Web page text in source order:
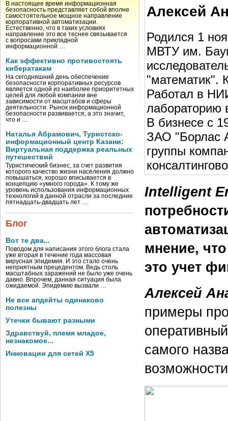
В настоящее время информационная
безопасность представляет собой вполне
самостоятельное мощное направление
корпоративной автоматизации.
Естественно, что в таких условиях
направление это все теснее связывается
с вопросами прикладной
информационной …
Как эффективно противостоять
кибератакам
На сегодняшний день обеспечение
безопасности корпоративных ресурсов
является одной из наиболее приоритетных
целей для любой компании вне
зависимости от масштабов и сферы
деятельности. Рынок информационной
безопасности развивается, а это значит,
что и …
Наталья Абрамович, Туристско-
информационный центр Казани:
Виртуальная поддержка реальных
путешествий
Туристический бизнес, за счет развития
которого качество жизни населения должно
повышаться, хорошо вписывается в
концепцию «умного города». К тому же
уровень использования информационных
технологий в данной отрасли за последние
пятнадцать-двадцать лет …
Блог
Вот те два...
Поводом для написания этого блога стала
уже вторая в течение года массовая
вирусная эпидемия. И это стало очень
неприятным прецедентом. Ведь столь
масштабных заражений не было уже очень
давно. Впрочем, данная ситуация была
ожидаемой. Эпидемию вызвали …
Не все апдейты одинаково
полезны
Утечки бывают разными
Здравствуй, племя младое,
незнакомое...
Инновации для сетей X5
Алексей
Родился 1
МВТУ им.
"математик".
Работал в
В бизнесе с
ЗАО "Борлас
группы
Intelligent
мнение,
это учет
Алексей
примеры
самого